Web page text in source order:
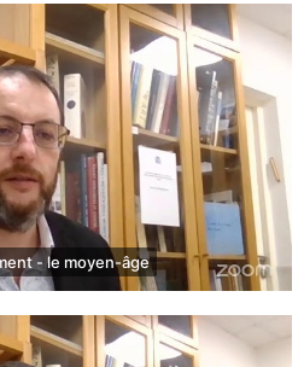
- le moyen-âge